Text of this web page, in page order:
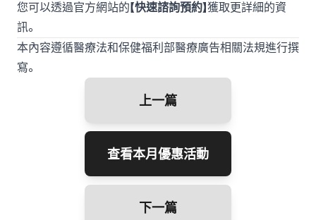
您可以透過官方網站的 【快速諮詢預約】 獲取更詳細的資
訊。
本內容遵循醫療法和保健福利部醫療廣告相關法規進行撰
寫。
上一篇
查看本月優惠活動
下一篇